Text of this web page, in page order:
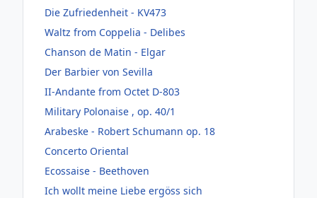
Die Zufriedenheit - KV473
Waltz from Coppelia - Delibes
Chanson de Matin - Elgar
Der Barbier von Sevilla
II-Andante from Octet D-803
Military Polonaise , op. 40/1
Arabeske - Robert Schumann op. 18
Concerto Oriental
Ecossaise - Beethoven
Ich wollt meine Liebe ergöss sich